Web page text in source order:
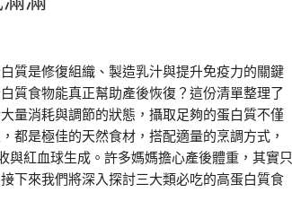
質是修復組織、製造乳汁與提升免疫力的關鍵
質食物能真正幫助產後恢復？這份清單整理了
量消耗與調節的狀態，攝取足夠的蛋白質不僅
都是極佳的天然食材，搭配適量的烹調方式，
紅血球生成。許多媽媽擔心產後體重，其實只
下來我們將深入探討三大類必吃的高蛋白質食